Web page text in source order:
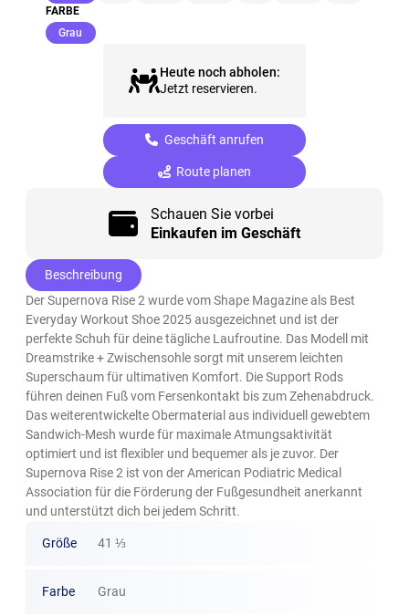
FARBE
Grau (ausgewählt)
Heute noch abholen:
Jetzt reservieren.
Geschäft anrufen
Route planen
Schauen Sie vorbei
Einkaufen im Geschäft
Beschreibung
Der Supernova Rise 2 wurde vom Shape Magazine als Best
Everyday Workout Shoe 2025 ausgezeichnet und ist der
perfekte Schuh für deine tägliche Laufroutine. Das Modell mit
Dreamstrike + Zwischensohle sorgt mit unserem leichten
Superschaum für ultimativen Komfort. Die Support Rods
führen deinen Fuß vom Fersenkontakt bis zum Zehenabdruck.
Das weiterentwickelte Obermaterial aus individuell gewebtem
Sandwich-Mesh wurde für maximale Atmungsaktivität
optimiert und ist flexibler und bequemer als je zuvor. Der
Supernova Rise 2 ist von der American Podiatric Medical
Association für die Förderung der Fußgesundheit anerkannt
und unterstützt dich bei jedem Schritt.
Größe 41 ⅓
Farbe Grau